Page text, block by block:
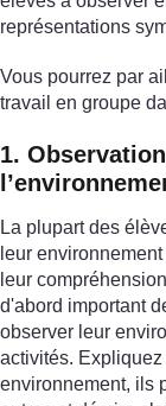
représentations
Vous pourrez par
travail en groupe
1.
La plupart des
leur
leur
d'abord important
observer leur
activités.
environnement, ils